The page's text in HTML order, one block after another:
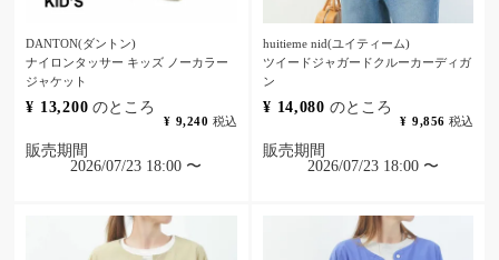
DANTON(ダントン)
ナイロンタッサー キッズ ノーカラー
ジャケット
¥ 13,200 のところ
¥ 9,240 税込
販売期間
2026/07/23 18:00 〜
huitieme nid(ユイティーム)
ツイードジャガードクルーカーディガ
ン
¥ 14,080 のところ
¥ 9,856 税込
販売期間
2026/07/23 18:00 〜